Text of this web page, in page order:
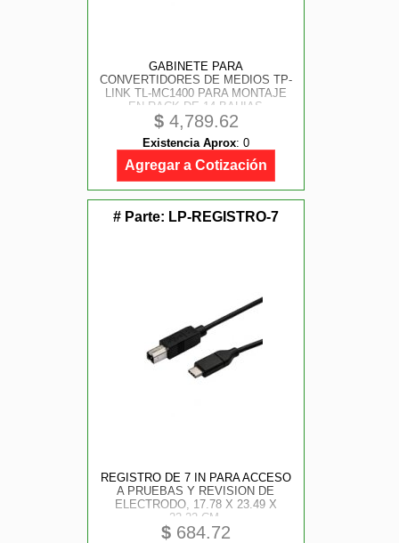
GABINETE PARA
CONVERTIDORES DE MEDIOS TP-
LINK TL-MC1400 PARA MONTAJE
EN RACK DE 14 BAHIAS
$4,789.62
Existencia Aprox: 0
Agregar a Cotización
# Parte: LP-REGISTRO-7
REGISTRO DE 7 IN PARA ACCESO
A PRUEBAS Y REVISION DE
ELECTRODO, 17.78 X 23.49 X
22.22 CM.
$ 684.72